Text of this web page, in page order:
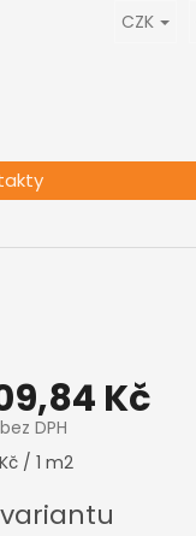
CZK
Kč
DPH
/ 1 m2